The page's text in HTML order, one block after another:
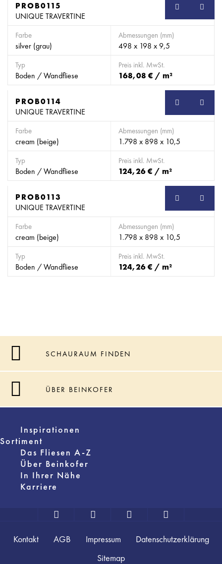
SB
PROB0115
UNIQUE TRAVERTINE
Farbe
silver (grau)
Abmessungen (mm)
498 x 198 x 9,5
Typ
Boden / Wandfliese
Preis inkl. MwSt.
168,08 € / m²
SB
PROB0114
UNIQUE TRAVERTINE
Farbe
cream (beige)
Abmessungen (mm)
1.798 x 898 x 10,5
Typ
Boden / Wandfliese
Preis inkl. MwSt.
124,26 € / m²
SB
PROB0113
UNIQUE TRAVERTINE
Farbe
cream (beige)
Abmessungen (mm)
1.798 x 898 x 10,5
Typ
Boden / Wandfliese
Preis inkl. MwSt.
124,26 € / m²
SCHAURAUM FINDEN
ÜBER BEINKOFER
Inspirationen
Sortiment
Das Fliesen A-Z
Über Beinkofer
In Ihrer Nähe
Karriere
Kontakt AGB Impressum
Datenschutzerklärung
Sitemap